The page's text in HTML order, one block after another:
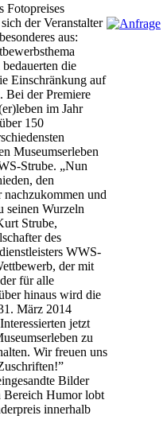
Fotopreises
der Veranstalter
aus:
die
Einschränkung auf
Bei der Premiere
im Jahr
150
Museumserleben
Strube. „Nun
den
nachzukommen und
seinen Wurzeln
Strube,
des
WWS-
der mit
für alle
hinaus wird die
März 2014
jetzt
zu
Wir freuen uns
Bilder
Bereich Humor lobt
innerhalb